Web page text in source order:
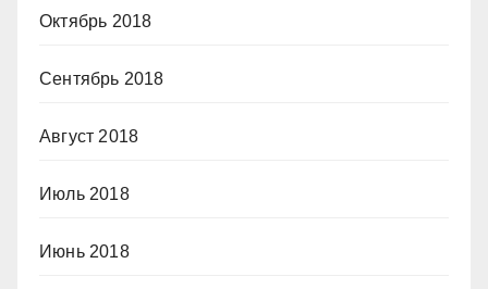
Октябрь 2018
Сентябрь 2018
Август 2018
Июль 2018
Июнь 2018